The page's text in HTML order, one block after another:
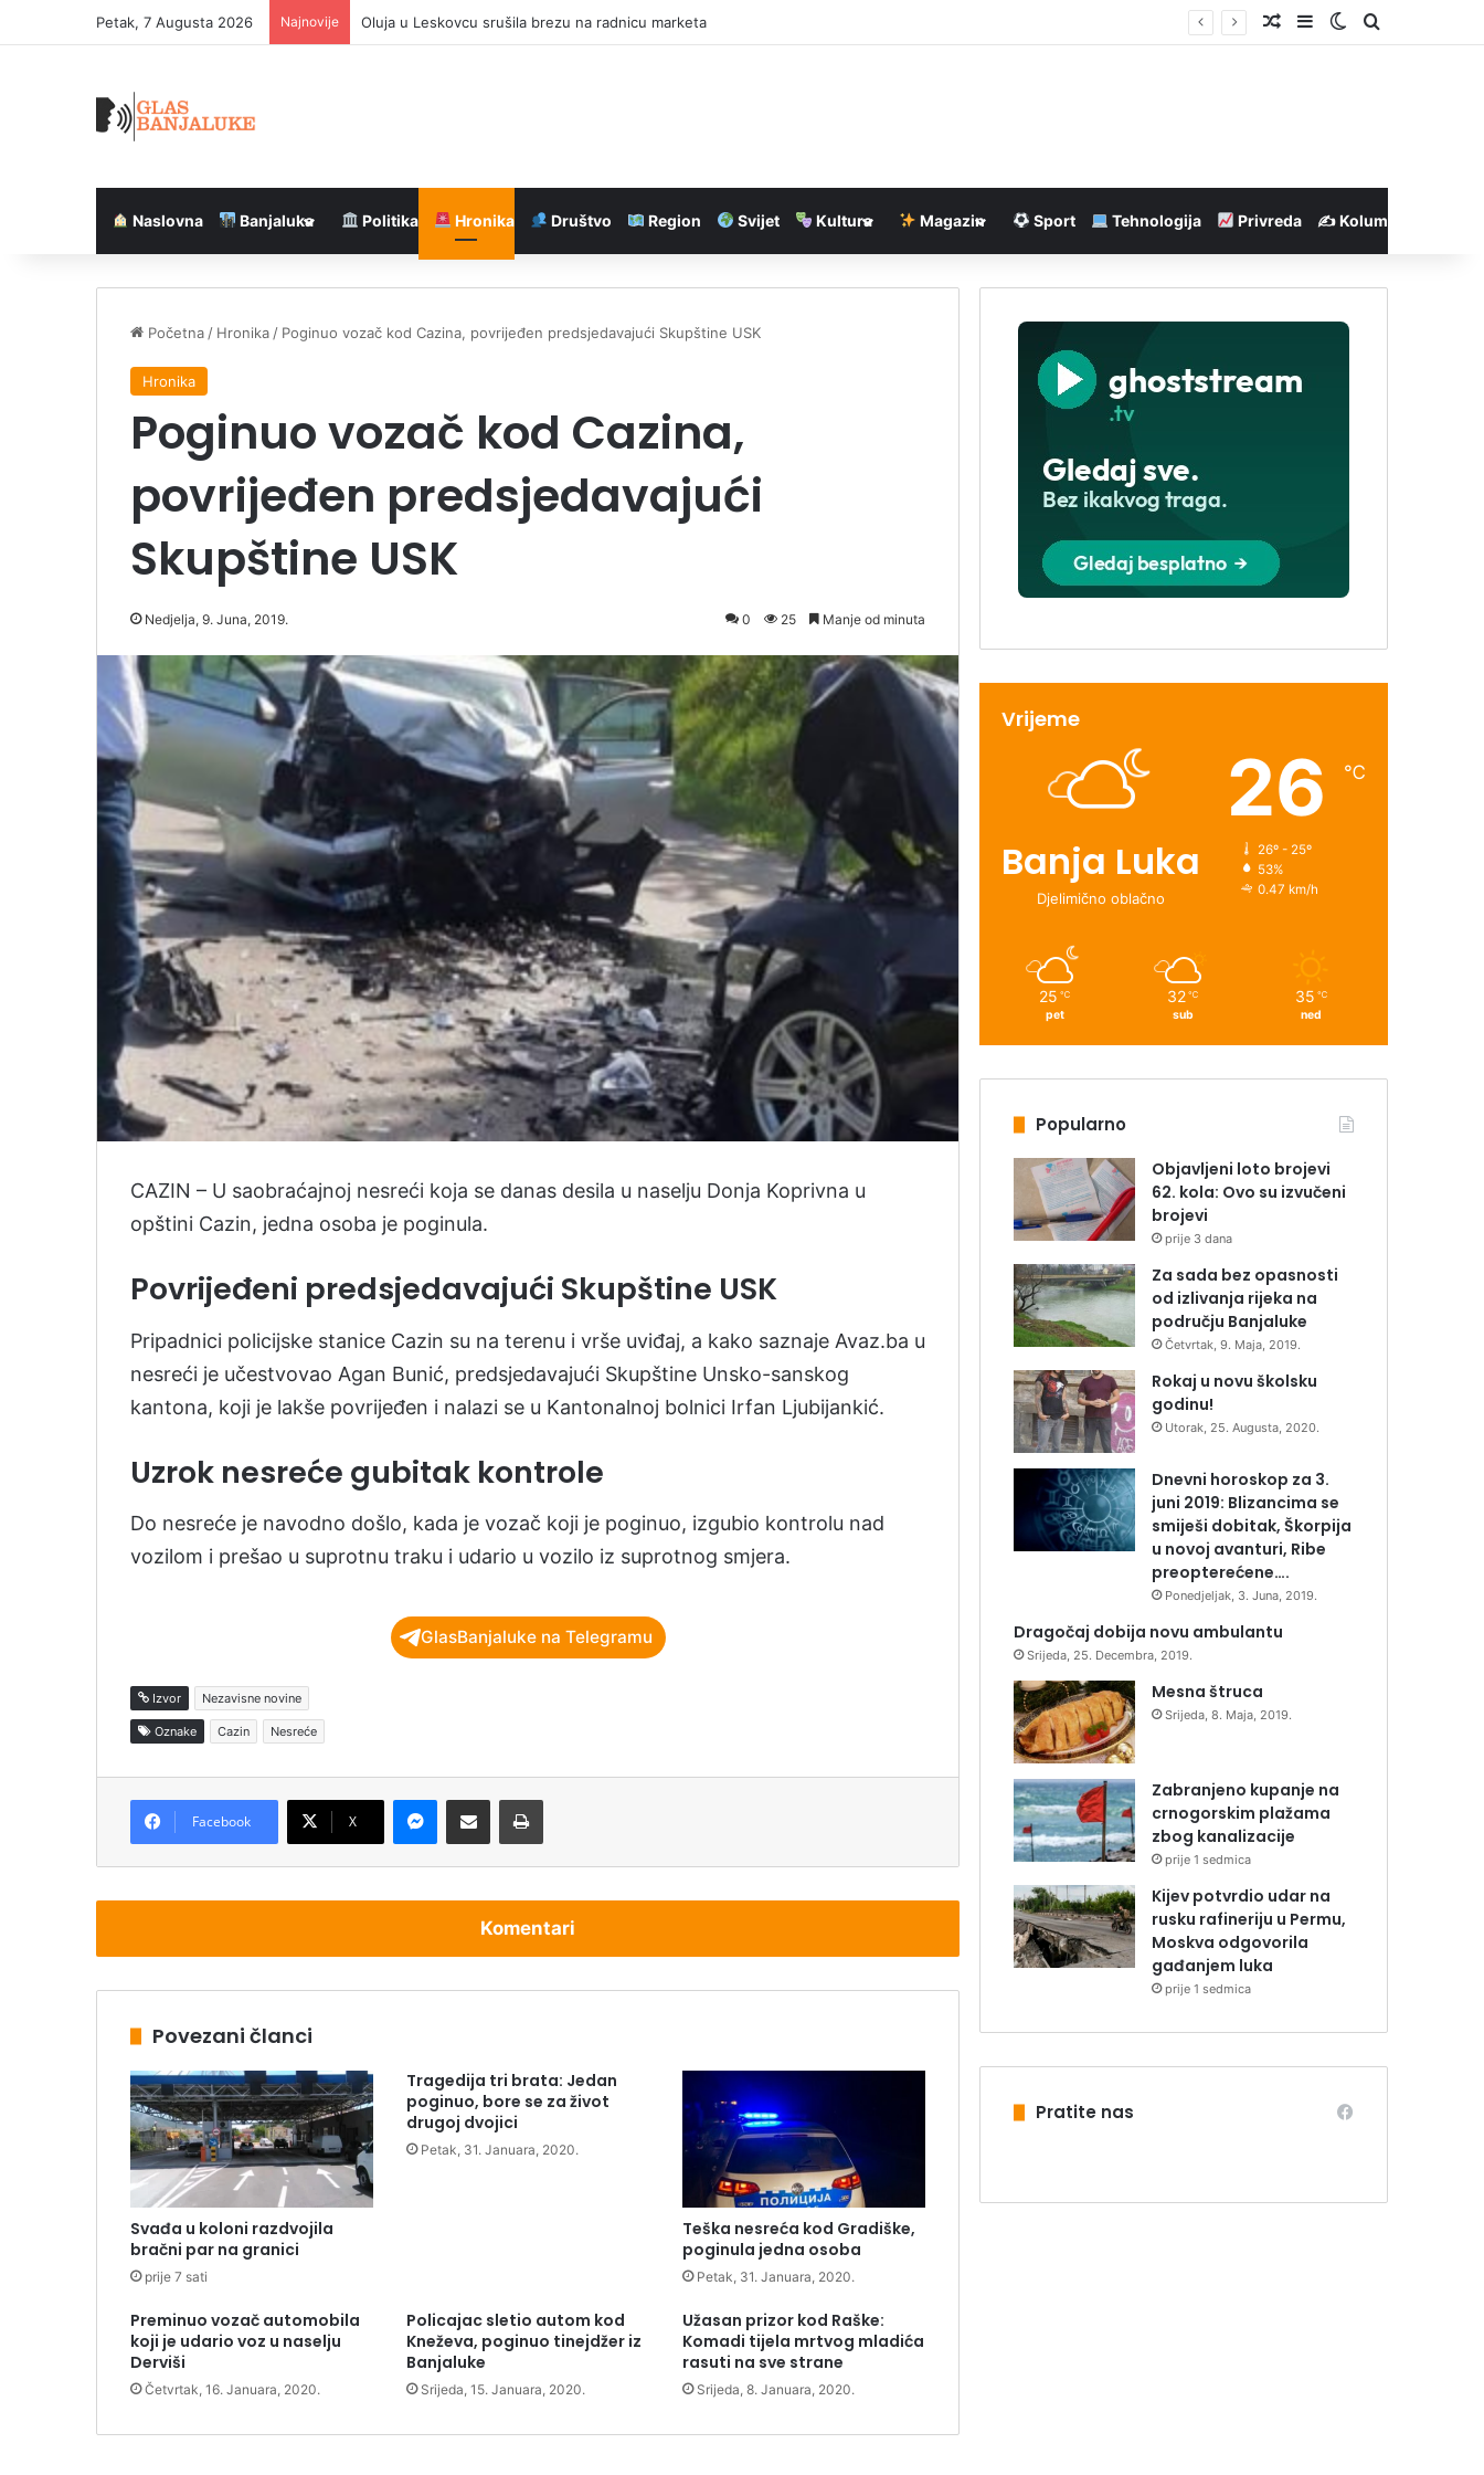
Petak, 7 Augusta 2026 Najnovije Oluja u Leskovcu srušila brezu na radnicu marketa Nasumičan članak
SidebarSwitch skin
Pretraga
Naslovna Banjaluka Politika Hronika Društvo Region Svijet Kultura Magazin Sport Tehnologija Privreda ✍️ Kolumne
Početna / Hronika / Poginuo vozač kod Cazina, povrijeđen predsjedavajući Skupštine USK
Hronika
Poginuo vozač kod Cazina,
povrijeđen predsjedavajući
Skupštine USK
Nedjelja, 9. Juna, 2019. 0 25 Manje od minuta
CAZIN – U saobraćajnoj nesreći koja se danas desila u naselju Donja Koprivna u
opštini Cazin, jedna osoba je poginula.
Povrijeđeni predsjedavajući Skupštine USK
Pripadnici policijske stanice Cazin su na terenu i vrše uviđaj, a kako saznaje Avaz.ba u
nesreći je učestvovao Agan Bunić, predsjedavajući Skupštine Unsko-sanskog
kantona, koji je lakše povrijeđen i nalazi se u Kantonalnoj bolnici Irfan Ljubijankić.
Uzrok nesreće gubitak kontrole
Do nesreće je navodno došlo, kada je vozač koji je poginuo, izgubio kontrolu nad
vozilom i prešao u suprotnu traku i udario u vozilo iz suprotnog smjera.
GlasBanjaluke na Telegramu
Izvor Nezavisne novine
Oznake Cazin Nesreće
Facebook X
Komentari
Povezani članci
Svađa u koloni razdvojila
bračni par na granici
prije 7 sati
Tragedija tri brata: Jedan
poginuo, bore se za život
drugoj dvojici
Petak, 31. Januara, 2020.
Teška nesreća kod Gradiške,
poginula jedna osoba
Petak, 31. Januara, 2020.
Preminuo vozač automobila
koji je udario voz u naselju
Derviši
Četvrtak, 16. Januara, 2020.
Policajac sletio autom kod
Kneževa, poginuo tinejdžer iz
Banjaluke
Srijeda, 15. Januara, 2020.
Užasan prizor kod Raške:
Komadi tijela mrtvog mladića
rasuti na sve strane
Srijeda, 8. Januara, 2020.
Vrijeme
Banja Luka
Djelimično oblačno
26 ℃
26º - 25º
53%
0.47 km/h
25 ℃
pet
32 ℃
sub
35 ℃
ned
Popularno
Objavljeni loto brojevi
62. kola: Ovo su izvučeni
brojevi
prije 3 dana
Za sada bez opasnosti
od izlivanja rijeka na
području Banjaluke
Četvrtak, 9. Maja, 2019.
Rokaj u novu školsku
godinu!
Utorak, 25. Augusta, 2020.
Dnevni horoskop za 3.
juni 2019: Blizancima se
smiješi dobitak, Škorpija
u novoj avanturi, Ribe
preopterećene….
Ponedjeljak, 3. Juna, 2019.
Dragočaj dobija novu ambulantu
Srijeda, 25. Decembra, 2019.
Mesna štruca
Srijeda, 8. Maja, 2019.
Zabranjeno kupanje na
crnogorskim plažama
zbog kanalizacije
prije 1 sedmica
Kijev potvrdio udar na
rusku rafineriju u Permu,
Moskva odgovorila
gađanjem luka
prije 1 sedmica
Pratite nas